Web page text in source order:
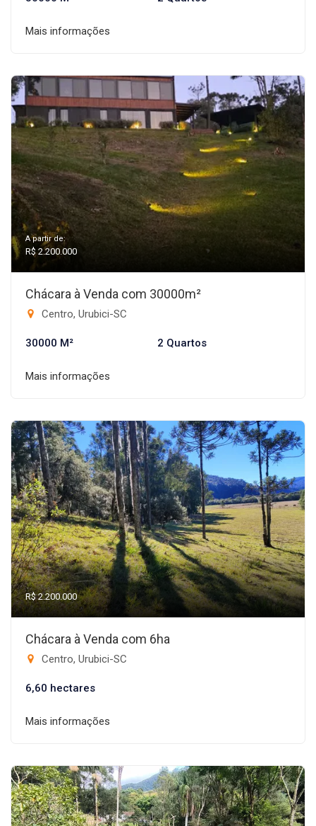
Mais informações
A partir de:
R$ 2.200.000
Chácara à Venda com 30000m²
Centro, Urubici-SC
30000 M² 2 Quartos
Mais informações
R$ 2.200.000
Chácara à Venda com 6ha
Centro, Urubici-SC
6,60 hectares
Mais informações